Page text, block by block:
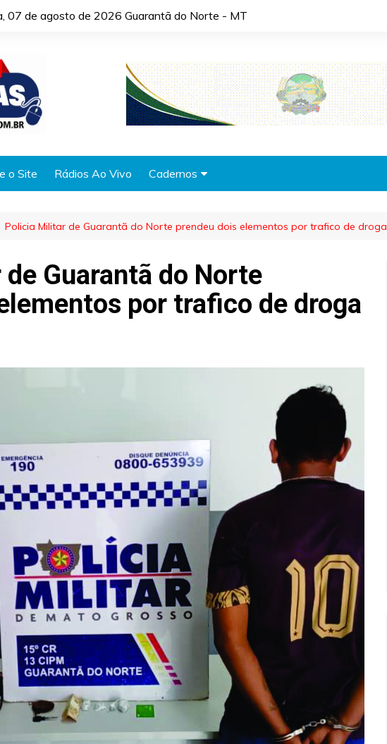
07 de agosto de 2026 Guarantã do Norte - MT
o Site Rádios Ao Vivo Cadernos
Automóveis
Cidades
Cultura
Política
Policia Militar de Guarantã do Norte prendeu dois elementos por trafico de droga
Guarantã do Norte
por trafico de droga